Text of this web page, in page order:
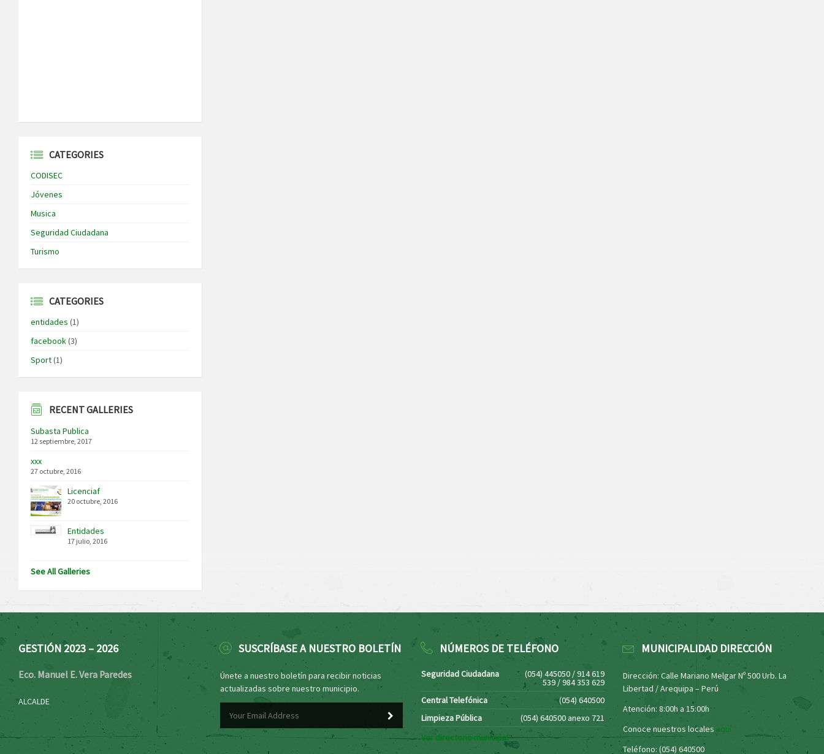
CATEGORIES
CODISEC
Jóvenes
Musica
Seguridad Ciudadana
Turismo
CATEGORIES
entidades (1)
facebook(3)
Sport(1)
RECENT GALLERIES
Subasta Publica
12 septiembre, 2017
xxx
27 octubre, 2016
Licenciaf
20 octubre, 2016
Entidades
17 julio, 2016
See All Galleries
GESTIÓN 2023 – 2026
Eco. Manuel E. Vera Paredes
ALCALDE
SUSCRÍBASE A NUESTRO BOLETÍN
Únete a nuestro boletín para recibir noticias
actualizadas sobre nuestro municipio.
NÚMEROS DE TELÉFONO
Seguridad Ciudadana (054) 445050 / 914 619
539 / 984 353 629
Central Telefónica
(054) 640500
Limpieza Pública
(054) 640500 anexo 721
Ver directorio municipal
MUNICIPALIDAD DIRECCIÓN
Dirección: Calle Mariano Melgar Nº 500 Urb. La
Libertad / Arequipa – Perú
Atención: 8:00h a 15:00h
Conoce nuestros locales aquí
Teléfono: (054) 640500